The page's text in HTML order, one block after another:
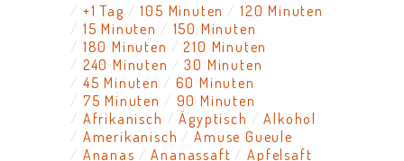
+1 Tag 105 Minuten
120 Minuten
15 Minuten
150 Minuten
180 Minuten
210 Minuten
240 Minuten
30 Minuten
45 Minuten
60 Minuten
75 Minuten
90 Minuten
Afrikanisch
Ägyptisch
Alkohol
Amerikanisch
Amuse Gueule
Ananas
Ananassaft
Apfelsaft